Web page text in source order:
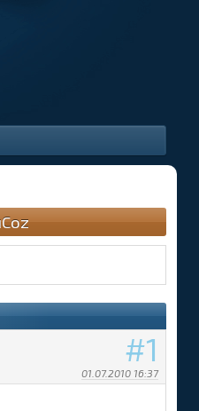
1
01.07.2010 16:37